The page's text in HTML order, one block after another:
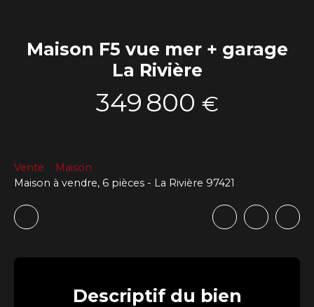
Maison F5 vue mer + garage
La Rivière
349 800 €
Vente
Maison
Maison à vendre, 6 pièces - La Rivière 97421
Descriptifdu bien